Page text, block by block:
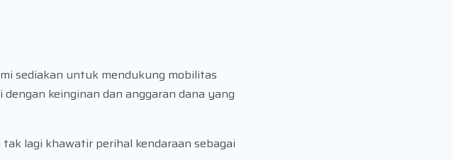
sediakan untuk mendukung mobilitas
keinginan dan anggaran dana yang
lagi khawatir perihal kendaraan sebagai